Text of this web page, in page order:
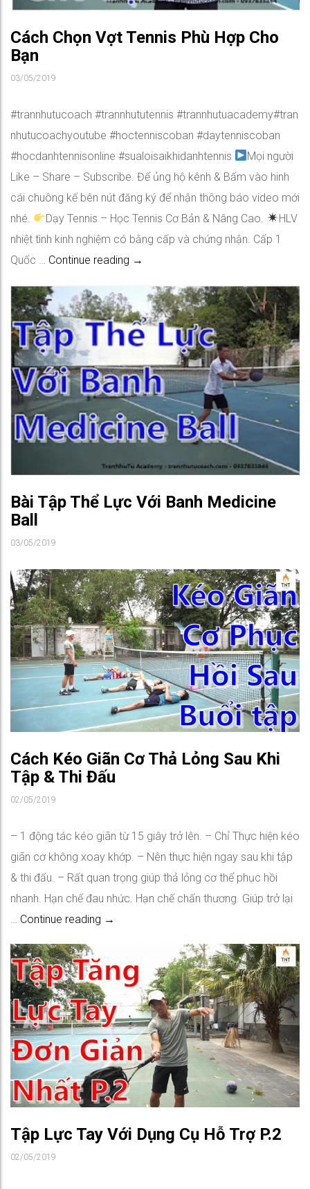
Cách Chọn Vợt Tennis Phù Hợp Cho
Bạn
03/05/2019
#trannhutucoach #trannhututennis #trannhutuacademy#tran
nhutucoachyoutube #hoctenniscoban #daytenniscoban
#hocdanhtennisonline #sualoisaikhidanhtennis
Mọi người
Like – Share – Subscribe. Để ủng hộ kênh & Bấm vào hinh
cái chuông kế bên nút đăng ký để nhận thông báo video mới
nhé.
Dạy Tennis – Học Tennis Cơ Bản & Nâng Cao.
HLV
nhiệt tình kinh nghiệm có bằng cấp và chứng nhận. Cấp 1
Quốc … Continue reading Cách Chọn Vợt Tennis Phù Hợp Cho
→
Bài Tập Thể Lực Với Banh Medicine
Ball
03/05/2019
Cách Kéo Giãn Cơ Thả Lỏng Sau Khi
Tập & Thi Đấu
02/05/2019
– 1 động tác kéo giãn từ 15 giây trở lên. – Chỉ Thực hiện kéo
giãn cơ không xoay khớp. – Nên thực hiện ngay sau khi tập
& thi đấu. – Rất quan trọng giúp thả lỏng cơ thể phục hồi
nhanh. Hạn chế đau nhức. Hạn chế chấn thương. Giúp trở lại
… Continue reading Cách Kéo Giãn Cơ Thả Lỏng Sau Khi Tập
→
Tập Lực Tay Với Dụng Cụ Hỗ Trợ P.2
02/05/2019